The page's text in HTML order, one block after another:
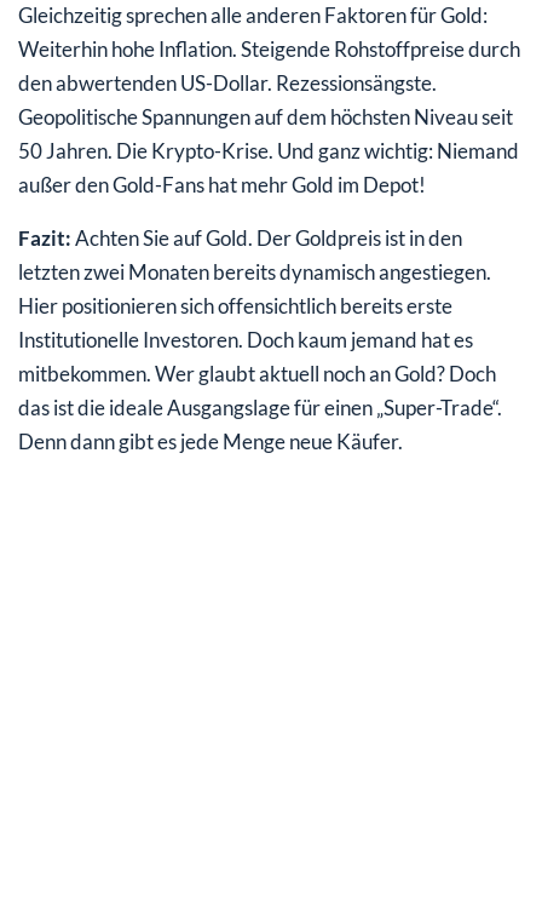
Gleichzeitig sprechen alle anderen Faktoren für Gold:
Weiterhin hohe Inflation. Steigende Rohstoffpreise durch
den abwertenden US-Dollar. Rezessionsängste.
Geopolitische Spannungen auf dem höchsten Niveau seit
50 Jahren. Die Krypto-Krise. Und ganz wichtig: Niemand
außer den Gold-Fans hat mehr Gold im Depot!
Fazit:Achten Sie auf Gold. Der Goldpreis ist in den
letzten zwei Monaten bereits dynamisch angestiegen.
Hier positionieren sich offensichtlich bereits erste
Institutionelle Investoren. Doch kaum jemand hat es
mitbekommen. Wer glaubt aktuell noch an Gold? Doch
das ist die ideale Ausgangslage für einen „Super-Trade“.
Denn dann gibt es jede Menge neue Käufer.